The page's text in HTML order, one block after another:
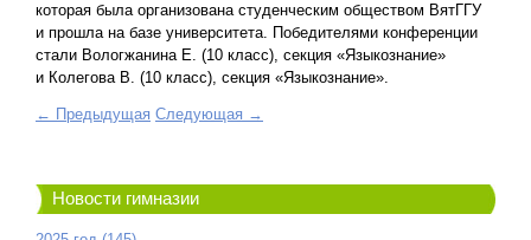
которая была организована студенческим обществом ВятГГУ
и прошла на базе университета. Победителями конференции
стали Вологжанина Е. (10 класс), секция «Языкознание»
и Колегова В. (10 класс), секция «Языкознание».
← Предыдущая Следующая →
Новости гимназии